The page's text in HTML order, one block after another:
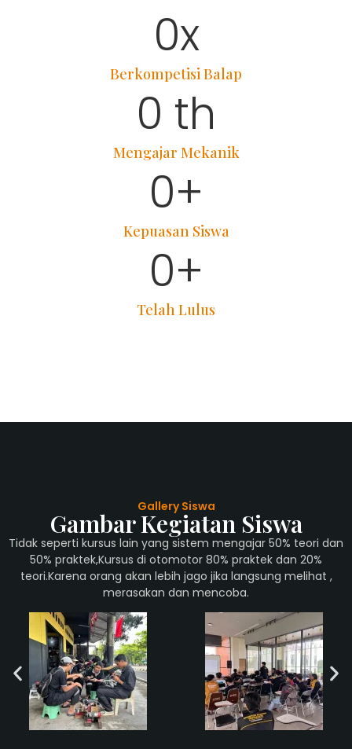
Berkompetisi Balap
0x
Mengajar Mekanik
0 th
Kepuasan Siswa
0+
Telah Lulus
0+
Gallery Siswa
Gambar Kegiatan Siswa
Tidak seperti kursus lain yang sistem mengajar 50% teori dan
50% praktek,Kursus di otomotor 80% praktek dan 20%
teori.Karena orang akan lebih jago jika langsung melihat ,
merasakan dan mencoba.